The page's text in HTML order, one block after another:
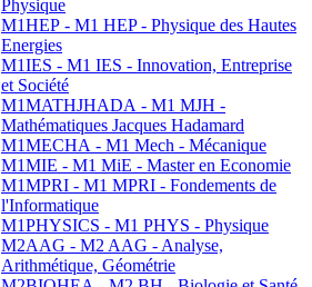
Physique
M1HEP - M1 HEP - Physique des Hautes
Energies
M1IES - M1 IES - Innovation, Entreprise
et Société
M1MATHJHADA - M1 MJH -
Mathématiques Jacques Hadamard
M1MECHA - M1 Mech - Mécanique
M1MIE - M1 MiE - Master en Economie
M1MPRI - M1 MPRI - Fondements de
l'Informatique
M1PHYSICS - M1 PHYS - Physique
M2AAG - M2 AAG - Analyse,
Arithmétique, Géométrie